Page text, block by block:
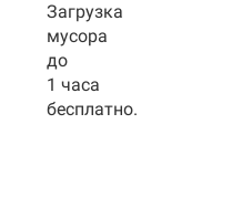
Загрузка
мусора
до
1 часа
бесплатно.